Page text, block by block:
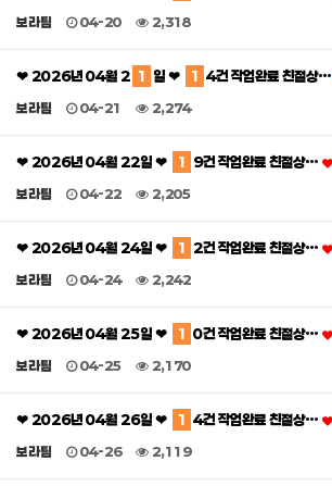
보라팀 04-20 2,318
❤ 2026년 04월 2 1 일 ❤ 1 4건 작업완료 친절상…
보라팀 04-21 2,274
❤ 2026년 04월 22일 ❤ 1 9건 작업완료 친절상…
보라팀 04-22 2,205
❤ 2026년 04월 24일 ❤ 1 2건 작업완료 친절상…
보라팀 04-24 2,242
❤ 2026년 04월 25일 ❤ 1 0건 작업완료 친절상…
보라팀 04-25 2,170
❤ 2026년 04월 26일 ❤ 1 4건 작업완료 친절상…
보라팀 04-26 2,119